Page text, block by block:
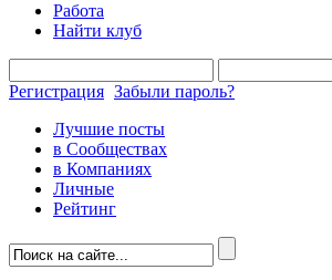
Работа
Найти клуб
Регистрация Забыли пароль?
Лучшие посты
в Сообществах
в Компаниях
Личные
Рейтинг